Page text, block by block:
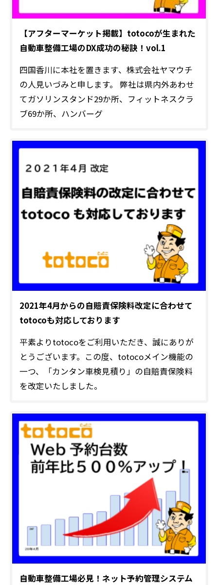
【アフターマーケット掲載】totocoが生まれた
自動車整備工場のDX成功の秘訣！vol.1
四国香川に本社を置きます、株式会社ヤマウチ
の人見いづみと申します。 弊社は県内外あわせ
てガソリンスタンド29か所、フィットネスクラ
ブ69か所、ハンバーグ
2021年4月からの自賠責保険料改定に合わせて
totocoも対応しております
平素よりtotocoをご利用いただき、誠にありが
とうございます。この度、totocoメイン機能の
一つ、「カンタン車検見積り」の自賠責保険料
を改定いたしました。
自動車整備工場必見！ネット予約管理システム